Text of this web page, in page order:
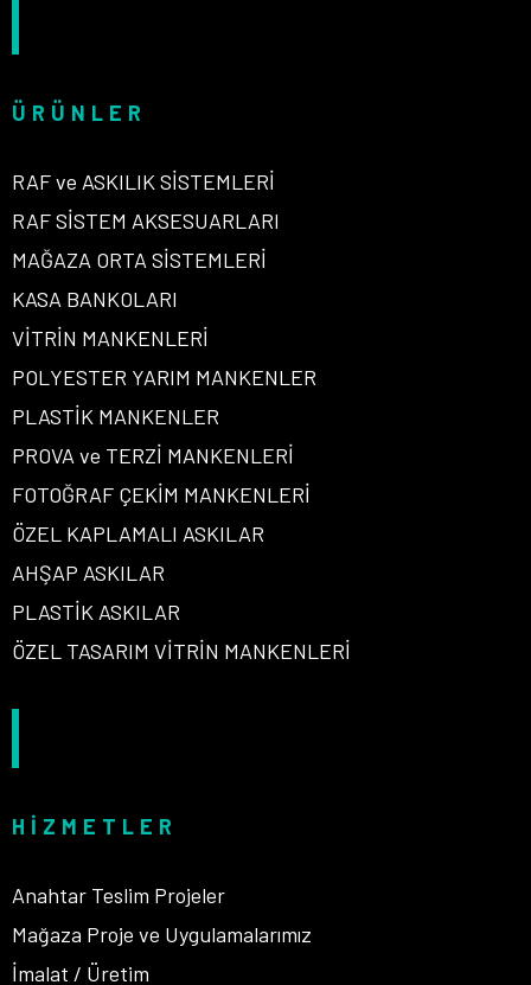
ÜRÜNLER
RAF ve ASKILIK SİSTEMLERİ
RAF SİSTEM AKSESUARLARI
MAĞAZA ORTA SİSTEMLERİ
KASA BANKOLARI
VİTRİN MANKENLERİ
POLYESTER YARIM MANKENLER
PLASTİK MANKENLER
PROVA ve TERZİ MANKENLERİ
FOTOĞRAF ÇEKİM MANKENLERİ
ÖZEL KAPLAMALI ASKILAR
AHŞAP ASKILAR
PLASTİK ASKILAR
ÖZEL TASARIM VİTRİN MANKENLERİ
HIZMETLER
Anahtar Teslim Projeler
Mağaza Proje ve Uygulamalarımız
İmalat / Üretim